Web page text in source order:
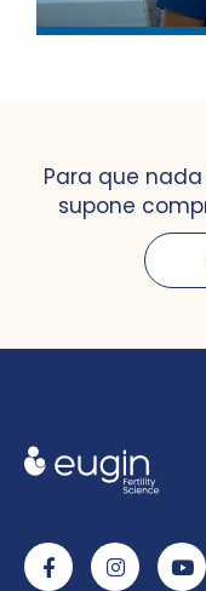
Para que
supone